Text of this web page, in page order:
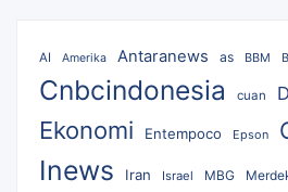
AI Amerika Antaranews as BBM
Cnbcindonesia cuan
Ekonomi Entempoco Epson
Inews Iran Israel MBG